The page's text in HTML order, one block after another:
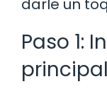
darle un
Paso 1:
principal